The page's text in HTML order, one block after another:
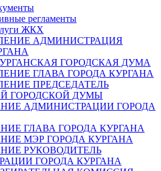
регламенты
ЖКХ
АДМИНИСТРАЦИЯ
ГОРОДСКАЯ ДУМА
ГЛАВА ГОРОДА КУРГАНА
ПРЕДСЕДАТЕЛЬ
ГОРОДСКОЙ ДУМЫ
АДМИНИСТРАЦИИ ГОРОДА
ГЛАВА ГОРОДА КУРГАНА
МЭР ГОРОДА КУРГАНА
РУКОВОДИТЕЛЬ
ГОРОДА КУРГАНА